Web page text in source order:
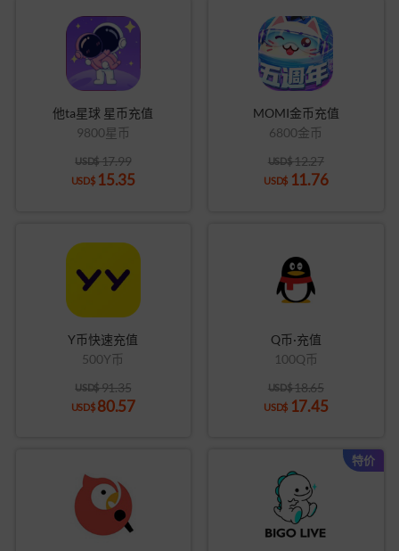
他ta星球 星币充值
9800星币
USD$ 17.99
USD$ 15.35
MOMI金币充值
6800金币
USD$ 12.27
USD$ 11.76
Y币快速充值
500Y币
USD$ 91.35
USD$ 80.57
Q币·充值
100Q币
USD$ 18.65
USD$ 17.45
特价